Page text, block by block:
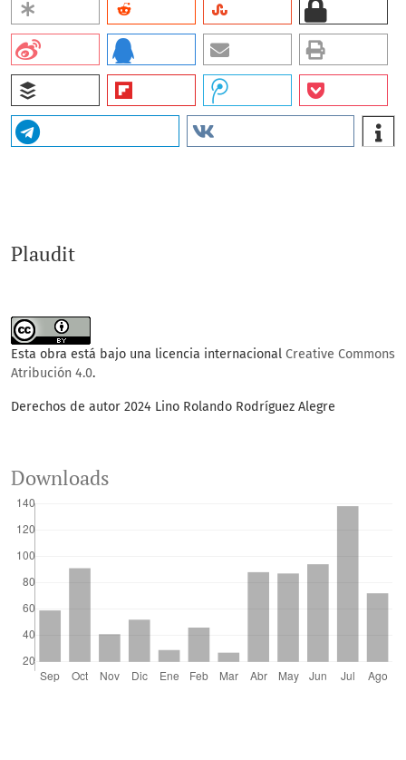
Plaudit
Esta obra está bajo una licencia internacional Creative Commons
Atribución 4.0.
Derechos de autor 2024 Lino Rolando Rodríguez Alegre
Downloads